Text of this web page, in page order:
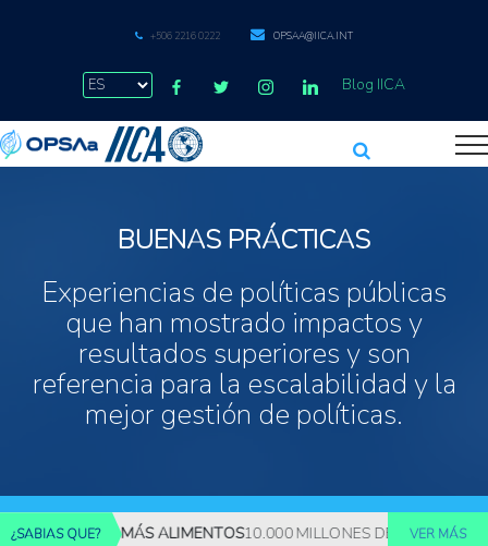
+506 2216 0222 OPSAA@IICA.INT
Blog IICA
BUENAS PRÁCTICAS
Experiencias de políticas públicas
que han mostrado impactos y
resultados superiores y son
referencia para la escalabilidad y la
mejor gestión de políticas.
¿SABIAS QUE?MÁS ALIMENTOS10.000 MILLONES DE PERSONAS
VER MÁS